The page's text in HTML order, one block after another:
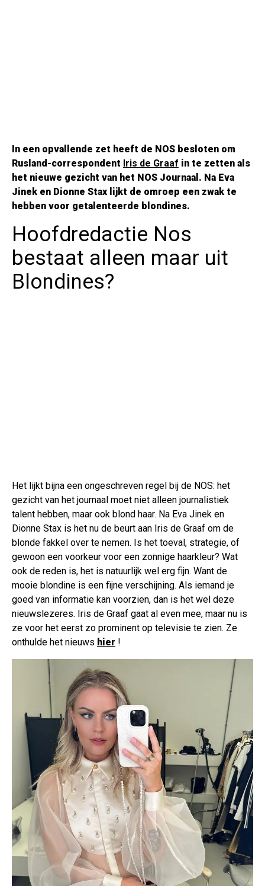
In een opvallende zet heeft de NOS besloten om
Rusland-correspondent Iris de Graaf in te zetten als
het nieuwe gezicht van het NOS Journaal. Na Eva
Jinek en Dionne Stax lijkt de omroep een zwak te
hebben voor getalenteerde blondines.
Hoofdredactie Nos
bestaat alleen maar uit
Blondines?
Het lijkt bijna een ongeschreven regel bij de NOS: het
gezicht van het journaal moet niet alleen journalistiek
talent hebben, maar ook blond haar. Na Eva Jinek en
Dionne Stax is het nu de beurt aan Iris de Graaf om de
blonde fakkel over te nemen. Is het toeval, strategie, of
gewoon een voorkeur voor een zonnige haarkleur? Wat
ook de reden is, het is natuurlijk wel erg fijn. Want de
mooie blondine is een fijne verschijning. Als iemand je
goed van informatie kan voorzien, dan is het wel deze
nieuwslezeres. Iris de Graaf gaat al even mee, maar nu is
ze voor het eerst zo prominent op televisie te zien. Ze
onthulde het nieuws hier !